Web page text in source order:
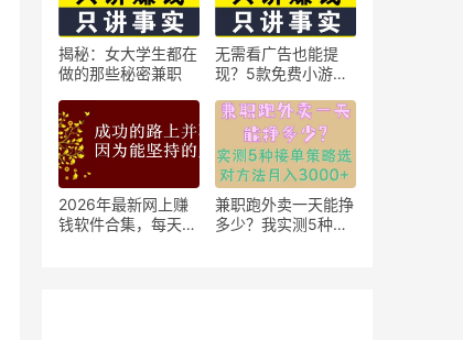
揭秘：女大学生都在
做的那些秘密兼职
无需看广告也能提
现？5款免费小游戏
2026年最新网上赚
钱软件合集，每天免
兼职跑外卖一天能挣
多少？我实测5种接